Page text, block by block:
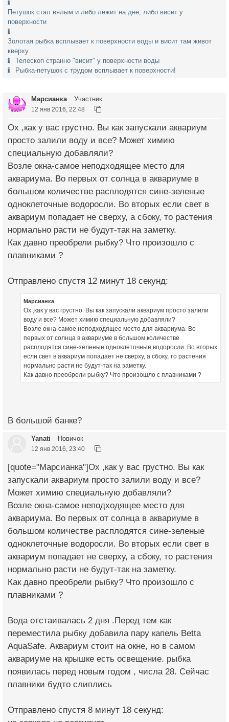
Петушок стал вялым и либо лежит на дне, либо висит у
поверхности
Золотая рыбка всплывает к поверхности воды и висит там живот
кверху
Телескоп странно "висит" у поверхности воды
Рыбка-петушок с трудом всплывает к поверхности!
Марсианка Участник
12 янв 2016, 22:48
Ох ,как у вас грустно. Вы как запускали аквариум
просто залили воду и все? Может химию
специальную добавляли?
Возле окна-самое неподходящее место для
аквариума. Во первых от солнца в аквариуме в
большом количестве расплодятся сине-зеленые
одноклеточные водоросли. Во вторых если свет в
аквариум попадает не сверху, а сбоку, то растения
нормально расти не будут-так на заметку.
Как давно преобрели рыбку? Что произошло с
плавниками ?
Отправлено спустя 12 минут 18 секунд:
Марсианка
Ох ,как у вас грустно. Вы как запускали аквариум просто залили
воду и все? Может химию специальную добавляли?
Возле окна-самое неподходящее место для аквариума. Во
первых от солнца в аквариуме в большом количестве
расплодятся сине-зеленые одноклеточные водоросли. Во вторых
если свет в аквариум попадает не сверху, а сбоку, то растения
нормально расти не будут-так на заметку.
Как давно преобрели рыбку? Что произошло с плавниками ?
В большой банке?
Yanati Новичок
12 янв 2016, 23:40
[quote="Марсианка"]Ох ,как у вас грустно. Вы как
запускали аквариум просто залили воду и все?
Может химию специальную добавляли?
Возле окна-самое неподходящее место для
аквариума. Во первых от солнца в аквариуме в
большом количестве расплодятся сине-зеленые
одноклеточные водоросли. Во вторых если свет в
аквариум попадает не сверху, а сбоку, то растения
нормально расти не будут-так на заметку.
Как давно преобрели рыбку? Что произошло с
плавниками ?
Вода отстаивалась 2 дня .Перед тем как
переместила рыбку добавила пару капель Betta
AquaSafe. Аквариум стоит на окне, но в самом
аквариуме на крышке есть освещение. рыбка
появилась перед новым годом , числа 28. Сейчас
плавники будто слиплись
Отправлено спустя 8 минут 18 секунд: